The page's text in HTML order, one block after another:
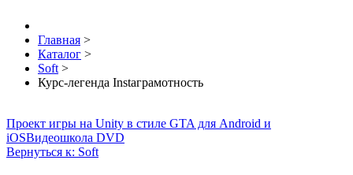
Главная >
Каталог >
Soft >
Курс-легенда Instaграмотность
Проект игры на Unity в стиле GTA для Android и
iOSВидеошкола DVD
Вернуться к: Soft